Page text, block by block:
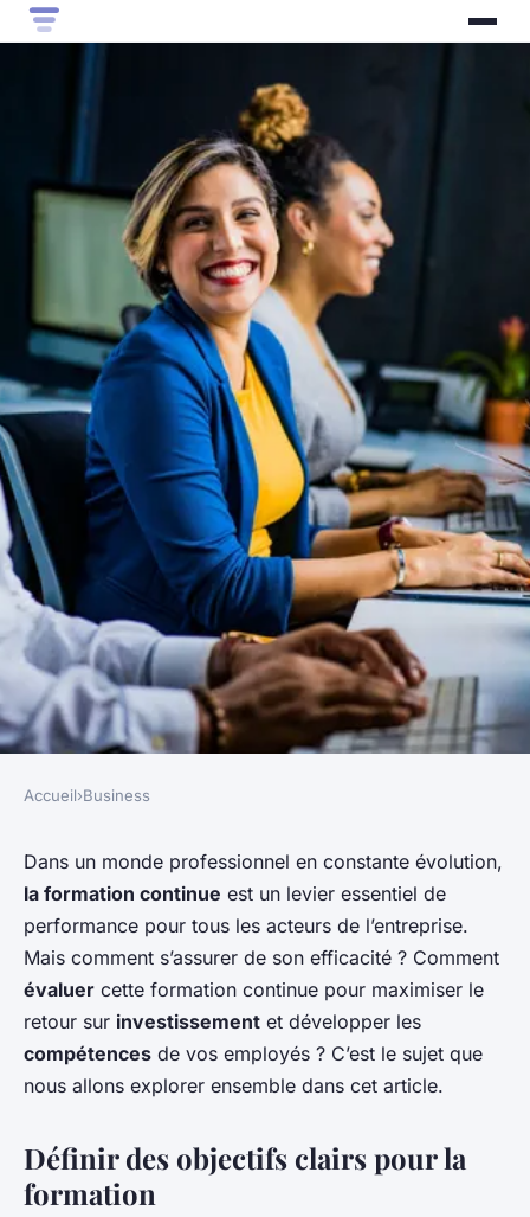
Comment mesurer l'efficacité
de la formation continue en
entreprise?
Baptiste• 18 octobre 2024• 5 min de lecture
Accueil›Business
Dans un monde professionnel en constante évolution,
la formation continue est un levier essentiel de
performance pour tous les acteurs de l’entreprise.
Mais comment s’assurer de son efficacité ? Comment
évaluer cette formation continue pour maximiser le
retour sur investissement et développer les
compétences de vos employés ? C’est le sujet que
nous allons explorer ensemble dans cet article.
Définir des objectifs clairs pour la
formation